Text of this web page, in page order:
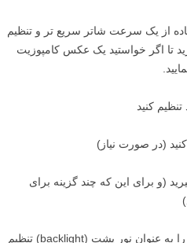
از یک سرعت شاتر سریع تر و تنظیم
تا اگر خواستید یک عکس کامپوزیت
(و برای این که چند گزینه برای
۵- فلاش جدا از دوربین (اکسترنال) را به عنوان نور پشت (backlight) تنظیم